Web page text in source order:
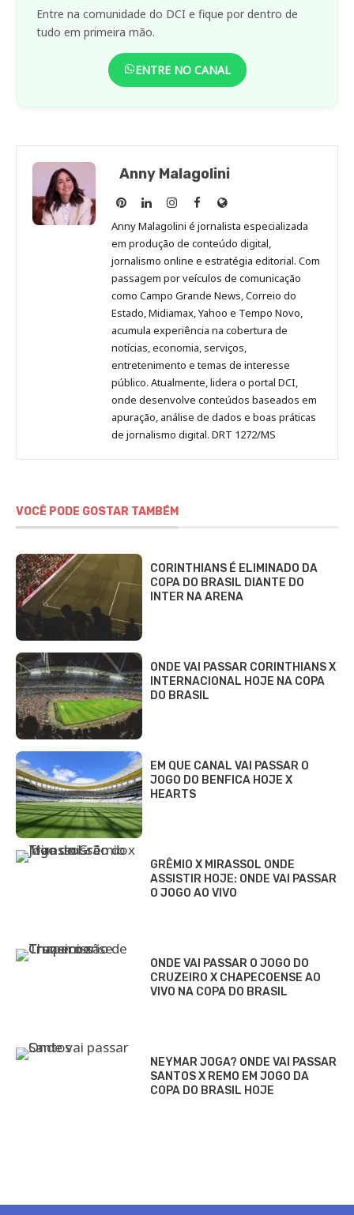
Entre na comunidade do DCI e fique por dentro de
tudo em primeira mão.
ENTRE NO CANAL
Anny Malagolini
Anny
Malagolini
no
Pinterest
Anny
Malagolini
no
LinkedIn
Anny
Malagolini
no
Instagram
Anny
Malagolini
no
Facebook
Site
de
Anny
Malagolini
Anny Malagolini é jornalista especializada
em produção de conteúdo digital,
jornalismo online e estratégia editorial. Com
passagem por veículos de comunicação
como Campo Grande News, Correio do
Estado, Midiamax, Yahoo e Tempo Novo,
acumula experiência na cobertura de
notícias, economia, serviços,
entretenimento e temas de interesse
público. Atualmente, lidera o portal DCI,
onde desenvolve conteúdos baseados em
apuração, análise de dados e boas práticas
de jornalismo digital. DRT 1272/MS
VOCÊ PODE GOSTAR TAMBÉM
CORINTHIANS É ELIMINADO DA
COPA DO BRASIL DIANTE DO
INTER NA ARENA
ONDE VAI PASSAR CORINTHIANS X
INTERNACIONAL HOJE NA COPA
DO BRASIL
EM QUE CANAL VAI PASSAR O
JOGO DO BENFICA HOJE X
HEARTS
GRÊMIO X MIRASSOL ONDE
ASSISTIR HOJE: ONDE VAI PASSAR
O JOGO AO VIVO
ONDE VAI PASSAR O JOGO DO
CRUZEIRO X CHAPECOENSE AO
VIVO NA COPA DO BRASIL
NEYMAR JOGA? ONDE VAI PASSAR
SANTOS X REMO EM JOGO DA
COPA DO BRASIL HOJE